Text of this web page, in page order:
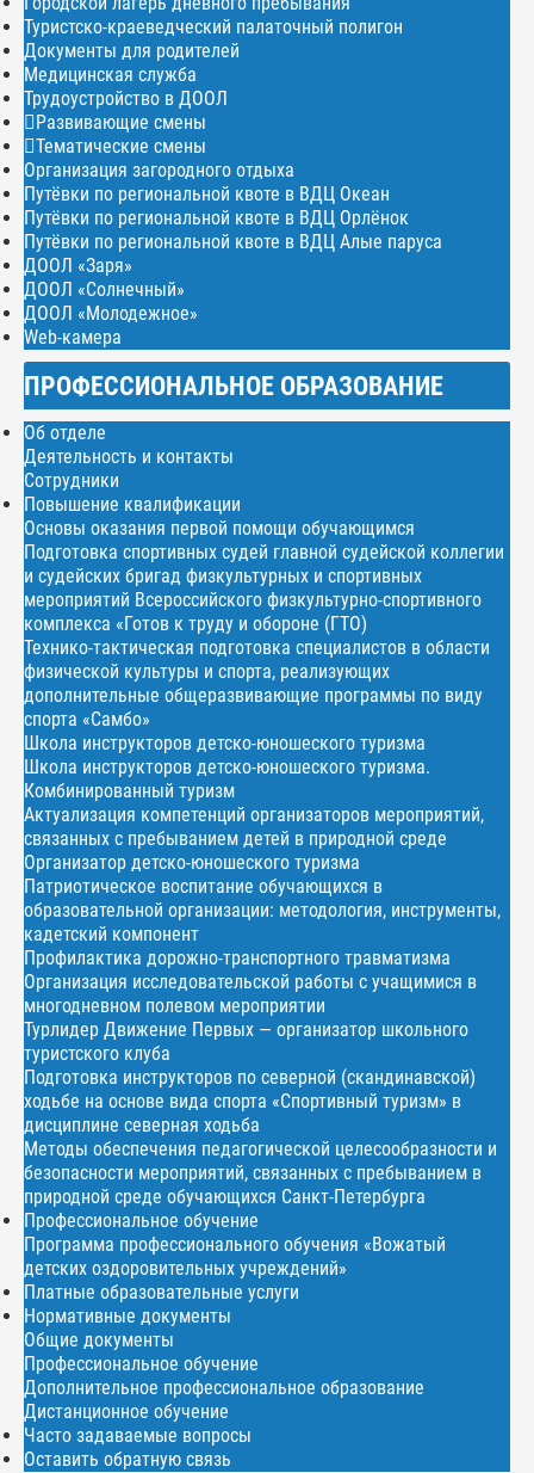
Туристско-краеведческий палаточный полигон
Документы для родителей
Медицинская служба
Трудоустройство в ДООЛ
Развивающие смены
Тематические смены
Организация загородного отдыха
Путёвки по региональной квоте в ВДЦ Океан
Путёвки по региональной квоте в ВДЦ Орлёнок
Путёвки по региональной квоте в ВДЦ Алые паруса
ДООЛ «Заря»
ДООЛ «Солнечный»
ДООЛ «Молодежное»
Web-камера
ПРОФЕССИОНАЛЬНОЕ ОБРАЗОВАНИЕ
Об отделе
Деятельность и контакты
Сотрудники
Повышение квалификации
Основы оказания первой помощи обучающимся
Подготовка спортивных судей главной судейской коллегии
и судейских бригад физкультурных и спортивных
мероприятий Всероссийского физкультурно-спортивного
комплекса «Готов к труду и обороне (ГТО)
Технико-тактическая подготовка специалистов в области
физической культуры и спорта, реализующих
дополнительные общеразвивающие программы по виду
спорта «Самбо»
Школа инструкторов детско-юношеского туризма
Школа инструкторов детско-юношеского туризма.
Комбинированный туризм
Актуализация компетенций организаторов мероприятий,
связанных с пребыванием детей в природной среде
Организатор детско-юношеского туризма
Патриотическое воспитание обучающихся в
образовательной организации: методология, инструменты,
кадетский компонент
Профилактика дорожно-транспортного травматизма
Организация исследовательской работы с учащимися в
многодневном полевом мероприятии
Турлидер Движение Первых — организатор школьного
туристского клуба
Подготовка инструкторов по северной (скандинавской)
ходьбе на основе вида спорта «Спортивный туризм» в
дисциплине северная ходьба
Методы обеспечения педагогической целесообразности и
безопасности мероприятий, связанных с пребыванием в
природной среде обучающихся Санкт-Петербурга
Профессиональное обучение
Программа профессионального обучения «Вожатый
детских оздоровительных учреждений»
Платные образовательные услуги
Нормативные документы
Общие документы
Профессиональное обучение
Дополнительное профессиональное образование
Дистанционное обучение
Часто задаваемые вопросы
Оставить обратную связь